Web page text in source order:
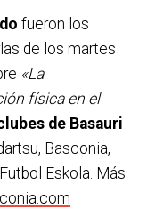
fueron los
de los martes
«La
física en el
de Basauri
Basconia,
Eskola. Más